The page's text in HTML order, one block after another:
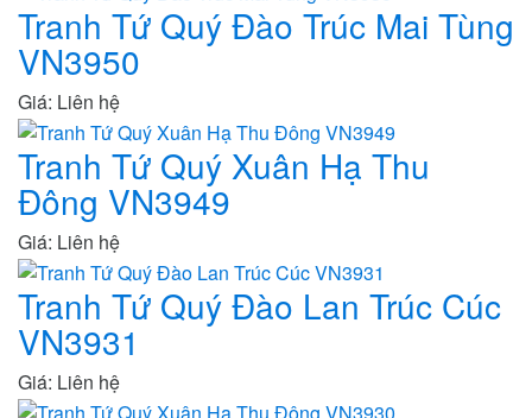
Tranh Tứ Quý Đào Trúc Mai Tùng
VN3950
Giá: Liên hệ
Tranh Tứ Quý Xuân Hạ Thu
Đông VN3949
Giá: Liên hệ
Tranh Tứ Quý Đào Lan Trúc Cúc
VN3931
Giá: Liên hệ